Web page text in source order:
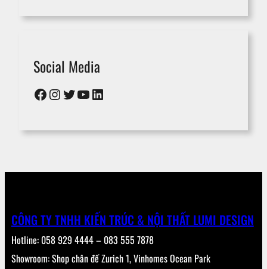
Social Media
Facebook Instagram Twitter YouTube LinkedIn
CÔNG TY TNHH KIẾN TRÚC & NỘI THẤT LUMI DESIGN
Hotline: 058 929 4444 – 083 555 7878
Showroom: Shop chân đế Zurich 1, Vinhomes Ocean Park